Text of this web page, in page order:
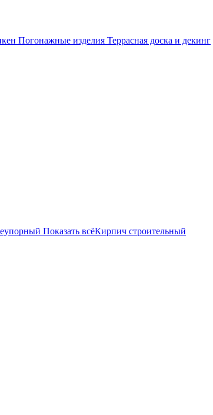
Погонажные изделия Террасная доска и декинг
Показать всёКирпич строительный